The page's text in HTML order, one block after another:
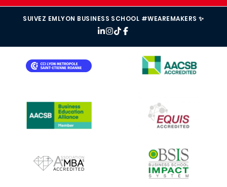
SUIVEZ EMLYON BUSINESS SCHOOL #WEAREMAKERS ✨
IMAGE
IMAGE
IMAGE